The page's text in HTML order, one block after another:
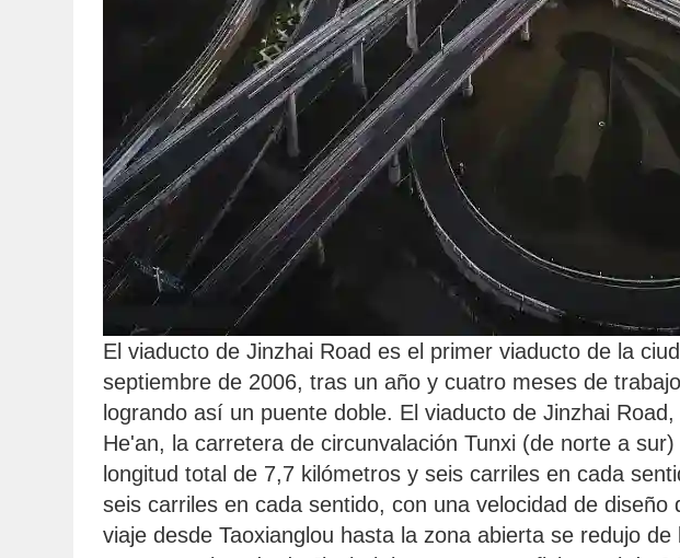
El viaducto de Jinzhai Road es el primer viaducto de la
septiembre de 2006, tras un año y cuatro meses de
logrando así un puente doble. El viaducto de Jinzhai
He'an, la carretera de circunvalación Tunxi (de norte a
longitud total de 7,7 kilómetros y seis carriles en cada
seis carriles en cada sentido, con una velocidad de
viaje desde Taoxianglou hasta la zona abierta se redujo